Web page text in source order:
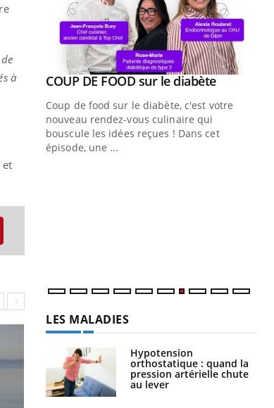
à
Youtube
LES MALADIES
Hypotension
orthostatique : quand la
pression artérielle chute
au lever